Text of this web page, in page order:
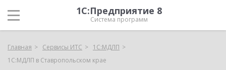
1С:Предприятие 8
Система программ
Главная Сервисы ИТС
1С:МДЛП
1С:МДЛП в Ставропольском крае